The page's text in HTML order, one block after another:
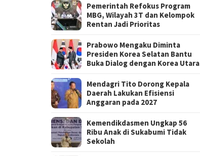
Pemerintah Refokus Program
MBG, Wilayah 3T dan Kelompok
Rentan Jadi Prioritas
Prabowo Mengaku Diminta
Presiden Korea Selatan Bantu
Buka Dialog dengan Korea Utara
Mendagri Tito Dorong Kepala
Daerah Lakukan Efisiensi
Anggaran pada 2027
Kemendikdasmen Ungkap 56
Ribu Anak di Sukabumi Tidak
Sekolah